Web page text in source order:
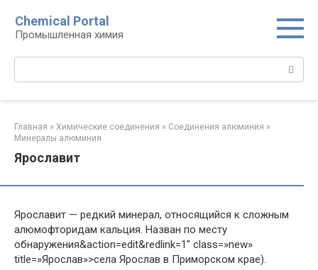
контенту
Chemical Portal
Промышленная химия
Главная » Химические соединения » Соединения алюминия‎ »
Минералы алюминия‎
Ярославит
Ярославит — редкий минерал, относящийся к сложным
алюмофторидам кальция. Назван по месту
обнаружения&action=edit&redlink=1″ class=»new»
title=»Ярослав»>села Ярослав в Приморском крае).